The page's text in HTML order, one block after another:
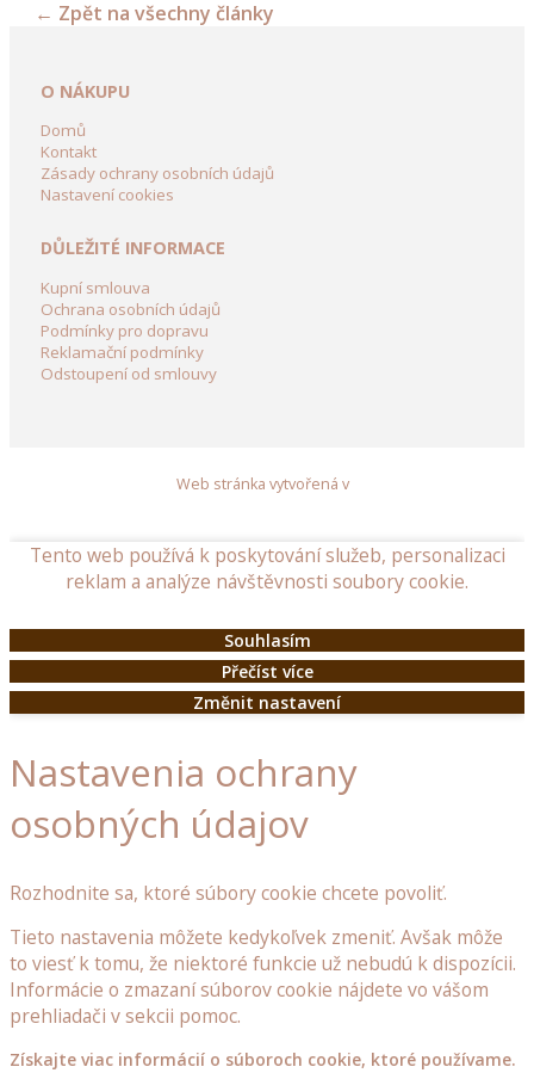
kolečka
vozíky
Dřevění
Panáci
z
břízy
Dřevěné
dekorace
do
zahrady
Dekorační
doplňky
poklopy
Dřevěné
budky
krmítka
ptáčky
dřevěné
doplňky
do
zahrady
Dřevěné
stojany
← Zpět na všechny články
O NÁKUPU
Domů
Kontakt
Zásady ochrany osobních údajů
Nastavení cookies
DŮLEŽITÉ INFORMACE
Kupní smlouva
Ochrana osobních údajů
Podmínky pro dopravu
Reklamační podmínky
Odstoupení od smlouvy
Web stránka vytvořená v
Tento web používá k poskytování služeb, personalizaci
reklam a analýze návštěvnosti soubory cookie.
Souhlasím
Přečíst více
Změnit nastavení
Nastavenia ochrany
osobných údajov
Rozhodnite sa, ktoré súbory cookie chcete povoliť.
Tieto nastavenia môžete kedykoľvek zmeniť. Avšak môže
to viesť k tomu, že niektoré funkcie už nebudú k dispozícii.
Informácie o zmazaní súborov cookie nájdete vo vášom
prehliadači v sekcii pomoc.
Získajte viac informácií o súboroch cookie, ktoré používame.